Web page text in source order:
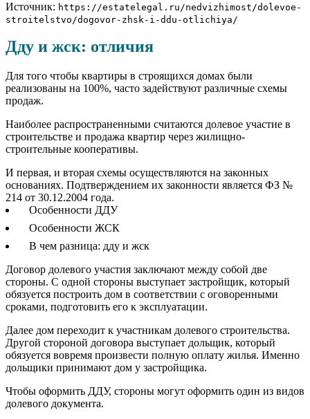
Источник: https://estatelegal.ru/nedvizhimost/dolevoe-
stroitelstvo/dogovor-zhsk-i-ddu-otlichiya/
Дду и жск: отличия
Для того чтобы квартиры в строящихся домах были
реализованы на 100%, часто задействуют различные схемы
продаж.
Наиболее распространенными считаются долевое участие в
строительстве и продажа квартир через жилищно-
строительные кооперативы.
И первая, и вторая схемы осуществляются на законных
основаниях. Подтверждением их законности является ФЗ №
214 от 30.12.2004 года.
Особенности ДДУ
Особенности ЖСК
В чем разница: дду и жск
Договор долевого участия заключают между собой две
стороны. С одной стороны выступает застройщик, который
обязуется построить дом в соответствии с оговоренными
сроками, подготовить его к эксплуатации.
Далее дом переходит к участникам долевого строительства.
Другой стороной договора выступает дольщик, который
обязуется вовремя произвести полную оплату жилья. Именно
дольщики принимают дом у застройщика.
Чтобы оформить ДДУ, стороны могут оформить один из видов
долевого документа.